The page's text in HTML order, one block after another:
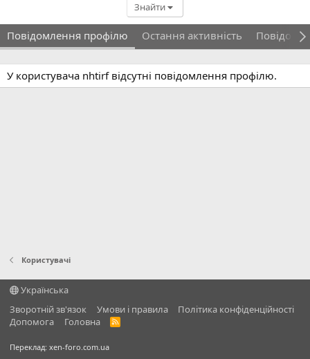
Знайти
Повідомлення профілю Остання активність
У користувача nhtirf відсутні повідомлення профілю.
Користувачі
Українська
Зворотній зв'язок
Умови і правила
Політика конфіденційності
Дoпoмoга
Головна
R
Переклад: xen-foro.com.ua